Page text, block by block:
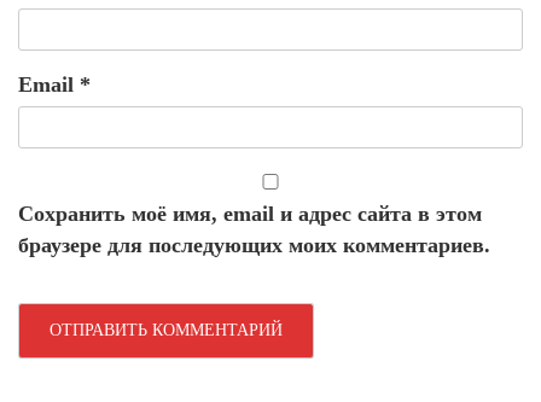
Email *
Сохранить моё имя, email и адрес сайта в этом
браузере для последующих моих комментариев.